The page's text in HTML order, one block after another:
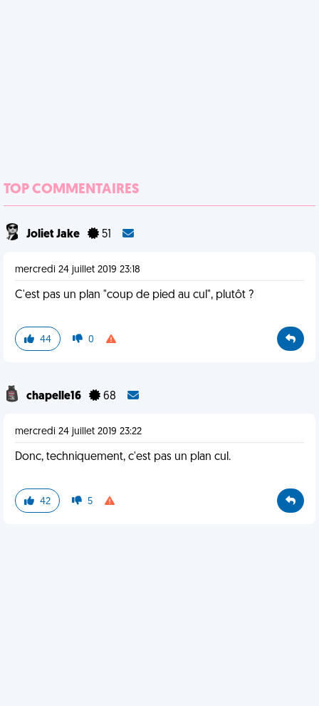
TOP COMMENTAIRES
Joliet Jake 51
mercredi 24 juillet 2019 23:18
C'est pas un plan "coup de pied au cul", plutôt ?
44 0
chapelle16 68
mercredi 24 juillet 2019 23:22
Donc, techniquement, c'est pas un plan cul.
42 5